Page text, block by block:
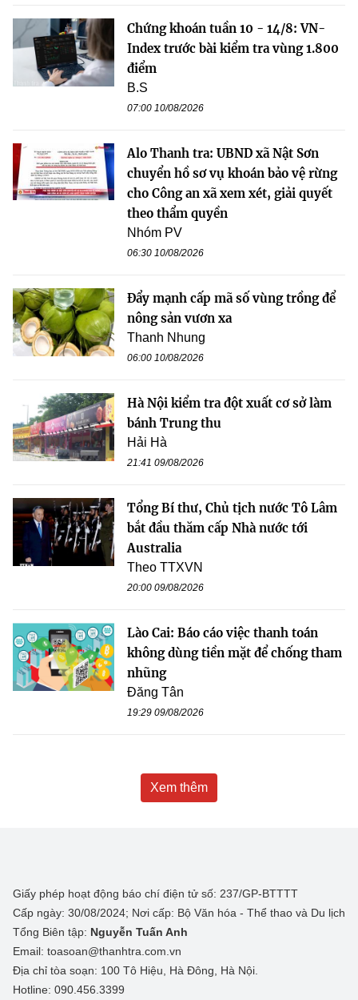
Chứng khoán tuần 10 - 14/8: VN-
Index trước bài kiểm tra vùng 1.800
điểm
B.S
07:00 10/08/2026
Alo Thanh tra: UBND xã Nật Sơn
chuyển hồ sơ vụ khoán bảo vệ rừng
cho Công an xã xem xét, giải quyết
theo thẩm quyền
Nhóm PV
06:30 10/08/2026
Đẩy mạnh cấp mã số vùng trồng để
nông sản vươn xa
Thanh Nhung
06:00 10/08/2026
Hà Nội kiểm tra đột xuất cơ sở làm
bánh Trung thu
Hải Hà
21:41 09/08/2026
Tổng Bí thư, Chủ tịch nước Tô Lâm
bắt đầu thăm cấp Nhà nước tới
Australia
Theo TTXVN
20:00 09/08/2026
Lào Cai: Báo cáo việc thanh toán
không dùng tiền mặt để chống tham
nhũng
Đăng Tân
19:29 09/08/2026
Xem thêm
Giấy phép hoạt động báo chí điện tử số: 237/GP-BTTTT
Cấp ngày: 30/08/2024; Nơi cấp: Bộ Văn hóa - Thể thao và Du lịch
Tổng Biên tập: Nguyễn Tuấn Anh
Email: toasoan@thanhtra.com.vn
Địa chỉ tòa soạn: 100 Tô Hiệu, Hà Đông, Hà Nội.
Hotline: 090.456.3399